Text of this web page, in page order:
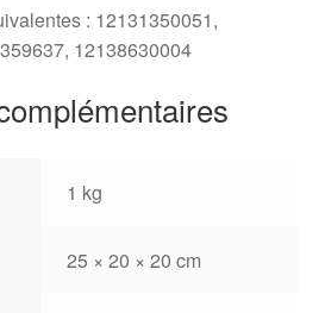
: 12131350051,
12138630004
1 kg
25 × 20 × 20 cm